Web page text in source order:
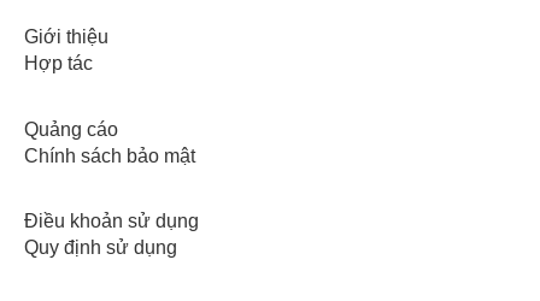
Giới thiệu
Hợp tác
Quảng cáo
Chính sách bảo mật
Điều khoản sử dụng
Quy định sử dụng